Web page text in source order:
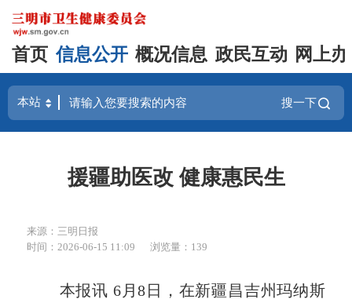
首页 信息公开 概况信息 政民互动 网上
搜一下
援疆助医改 健康惠民生
来源：三明日报
时间：2026-06-15 11:09
浏览量：139
本报讯 6月8日，在新疆昌吉州玛纳斯